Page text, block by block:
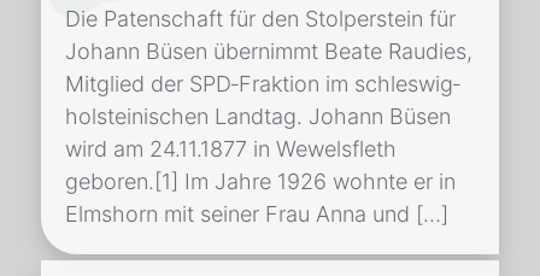
Die Patenschaft für den Stolperstein für
Johann Büsen übernimmt Beate Raudies,
Mitglied der SPD‐Fraktion im schleswig‐
holsteinischen Landtag. Johann Büsen
wird am 24.11.1877 in Wewelsfleth
geboren.[1] Im Jahre 1926 wohnte er in
Elmshorn mit seiner Frau Anna und […]